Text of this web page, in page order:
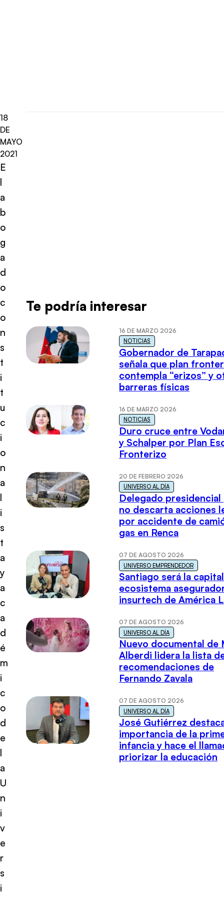
18
DE
MAYO
2021
E
l
a
b
o
g
a
d
o
c
o
n
s
t
i
t
u
c
i
o
n
a
l
i
s
t
a
y
a
c
a
d
é
m
i
c
o
d
e
l
a
U
n
i
v
e
r
s
i
Te podría interesar
16 DE MARZO 2026
NOTICIAS
Gobernador de
señala que plan
contempla “erizos” y
barreras físicas
16 DE MARZO 2026
NOTICIAS
Duro cruce entre
y Schalper por Plan
Fronterizo
20 DE FEBRERO 2026
UNIVERSO AL DÍA
Delegado presidencial
no descarta acciones
por accidente de
gas en Renca
07 DE AGOSTO 2026
UNIVERSO EMPRENDEDOR
Santiago será la
ecosistema
insurtech de América
07 DE AGOSTO 2026
UNIVERSO AL DÍA
Nuevo documental de
Alberdi lidera la lista
recomendaciones de
Fernando Zavala
07 DE AGOSTO 2026
UNIVERSO AL DÍA
José Gutiérrez
importancia de la
infancia y hace el
priorizar la educación